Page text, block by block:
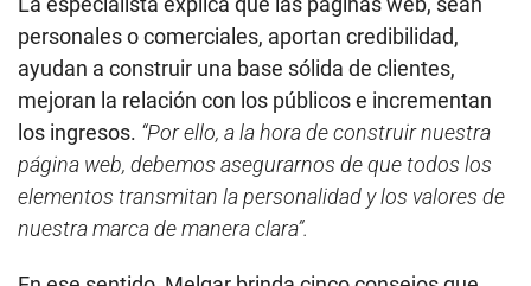
personales o comerciales, aportan credibilidad,
ayudan a construir una base sólida de clientes,
mejoran la relación con los públicos e incrementan
los ingresos. “Por ello, a la hora de construir nuestra
página web, debemos asegurarnos de que todos los
elementos transmitan la personalidad y los valores de
nuestra marca de manera clara”.